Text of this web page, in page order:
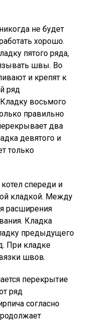
не будет
хорошо.
пятого ряда,
швы. Во
и крепят к
ряд
восьмого
правильно
два
девятого и
только
спереди и
кладкой. Между
расширения
Кладка
предыдущего
При кладке
швов.
перекрытие
ряд
согласно